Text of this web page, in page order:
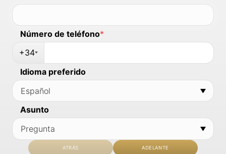
Número de teléfono*
+34
Idioma preferido
Asunto
ATRÁS ADELANTE